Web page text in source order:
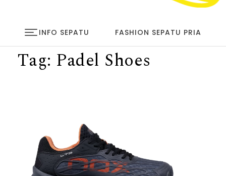
INFO SEPATU FASHION SEPATU PRIA
Tag: Padel Shoes